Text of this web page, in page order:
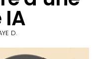
IA
D.